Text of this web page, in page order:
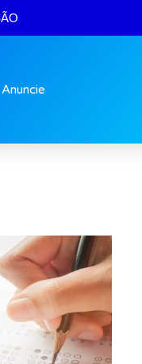
Anuncie